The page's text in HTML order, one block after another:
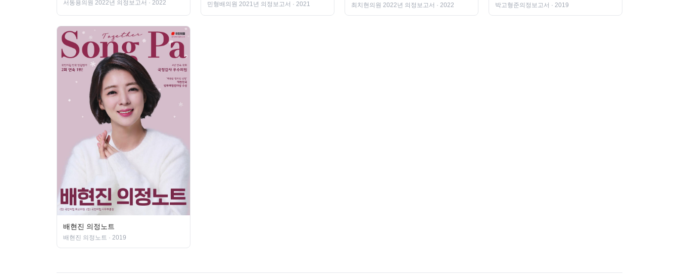
서동용의원 2022년 의정보고서 · 2022 민형배의원 2021년 의정보고서 · 2021 최치현의원 2022년 의정보고서 · 2022 박고형준의정보고서 · 2019
배현진 의정노트
배현진 의정노트 · 2019